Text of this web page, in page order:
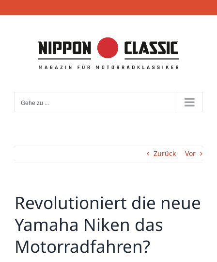
Inhalt
Gehe zu ...
Zurück Vor
Revolutioniert die neue
Yamaha Niken das
Motorradfahren?